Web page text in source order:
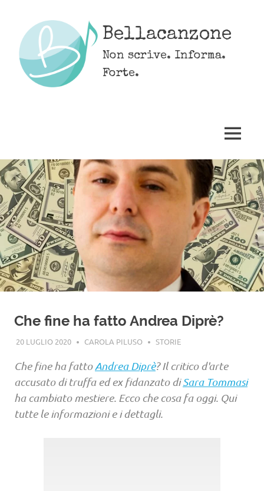
content
Bellacanzone
Non scrive. Informa.
Forte.
MENU
Che fine ha fatto Andrea Diprè?
20 LUGLIO 2020 CAROLA PILUSO STORIE
Che fine ha fattoAndrea Diprè? Il critico d'arte
accusato di truffa ed ex fidanzato diSara Tommasi
ha cambiato mestiere. Ecco che cosa fa oggi. Qui
tutte le informazioni e i dettagli.